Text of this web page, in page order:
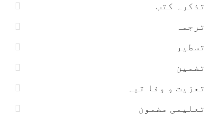
تذکرہ کتب
ترجمہ
تسطیر
تضمین
تعزیت و وفا تیہ
تعلیمی مضمون